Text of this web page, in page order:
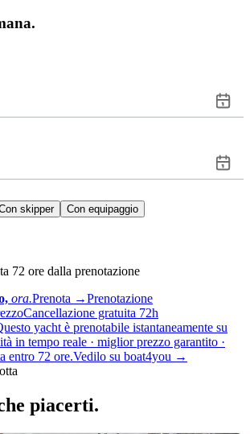
skipper
Con equipaggio
72 ore dalla prenotazione
ora.Prenota →Prenotazione
Cancellazione gratuita 72h
yacht è prenotabile istantaneamente su
in tempo reale · miglior prezzo garantito ·
entro 72 ore.Vedilo su boat4you →
piacerti.